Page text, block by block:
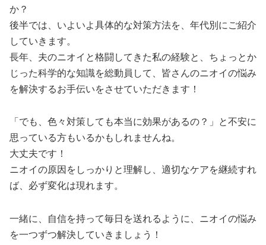
か？
後半では、いよいよ具体的な対策方法を、年代別にご紹介
していきます。
長年、夫のニオイと格闘してきた私の経験と、ちょっとか
じった科学的な知識を総動員して、皆さんのニオイの悩み
を解決するお手伝いをさせていただきます！
「でも、色々対策しても本当に効果があるの？」と不安に
思っている方もいるかもしれませんね。
大丈夫です！
ニオイの原因をしっかりと理解し、適切なケアを継続すれ
ば、必ず変化は現れます。
一緒に、自信を持って毎日を送れるように、ニオイの悩み
を一つずつ解決していきましょう！